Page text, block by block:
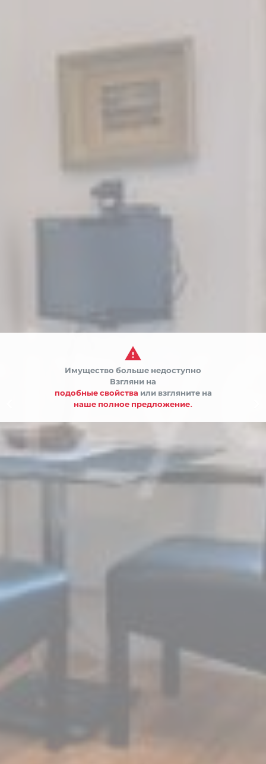

Имущество больше недоступно
Взгляни на
подобные свойства или взгляните на
наше полное предложение.